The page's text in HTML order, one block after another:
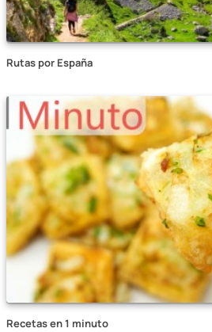
Rutas por España
Recetas en 1 minuto